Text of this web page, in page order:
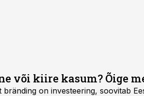
või kiire kasum? Õige
on investeering, soovitab